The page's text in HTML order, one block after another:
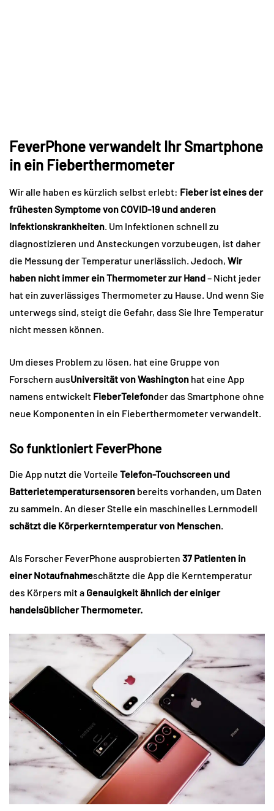
FeverPhone verwandelt Ihr Smartphone
in ein Fieberthermometer
Wir alle haben es kürzlich selbst erlebt: Fieber ist eines der
frühesten Symptome von COVID-19 und anderen
Infektionskrankheiten . Um Infektionen schnell zu
diagnostizieren und Ansteckungen vorzubeugen, ist daher
die Messung der Temperatur unerlässlich. Jedoch, Wir
haben nicht immer ein Thermometer zur Hand– Nicht jeder
hat ein zuverlässiges Thermometer zu Hause. Und wenn Sie
unterwegs sind, steigt die Gefahr, dass Sie Ihre Temperatur
nicht messen können.
Um dieses Problem zu lösen, hat eine Gruppe von
Forschern ausUniversität von Washington hat eine App
namens entwickelt FieberTelefonder das Smartphone ohne
neue Komponenten in ein Fieberthermometer verwandelt.
So funktioniert FeverPhone
Die App nutzt die Vorteile Telefon-Touchscreen und
Batterietemperatursensoren bereits vorhanden, um Daten
zu sammeln. An dieser Stelle ein maschinelles Lernmodell
schätzt die Körperkerntemperatur von Menschen
Als Forscher FeverPhone ausprobierten 37 Patienten in
einer Notaufnahmeschätzte die App die Kerntemperatur
des Körpers mit a Genauigkeit ähnlich der einiger
handelsüblicher Thermometer.